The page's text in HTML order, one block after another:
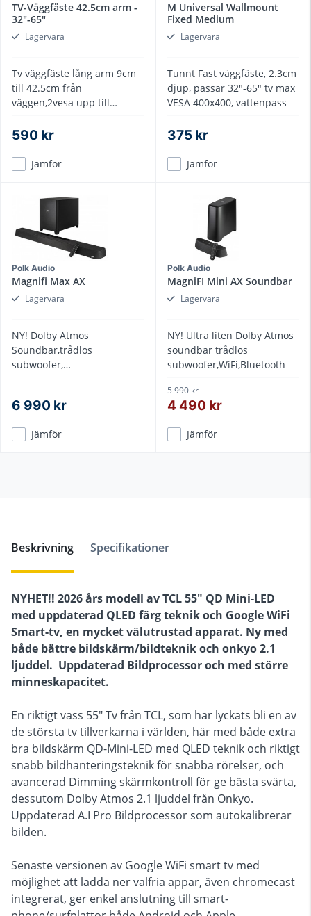
TV-Väggfäste 42.5cm arm -
32"-65"
Lagervara
Tv väggfäste lång arm 9cm
till 42.5cm från
väggen,2vesa upp till
590 kr
Jämför
M Universal Wallmount
Fixed Medium
Lagervara
Tunnt Fast väggfäste, 2.3cm
djup, passar 32"-65" tv max
VESA 400x400, vattenpass
375 kr
Jämför
Polk Audio
Magnifi Max AX
Lagervara
NY! Dolby Atmos
Soundbar,trådlös
subwoofer,
6 990 kr
Jämför
Polk Audio
MagniFI Mini AX Soundbar
Lagervara
NY! Ultra liten Dolby Atmos
soundbar trådlös
subwoofer,WiFi,Bluetooth
5 990 kr
4 490 kr
Jämför
Beskrivning Specifikationer
NYHET!! 2026 års modell av TCL 55" QD Mini-LED
med uppdaterad QLED färg teknik och Google WiFi
Smart-tv, en mycket välutrustad apparat. Ny med
både bättre bildskärm/bildteknik och onkyo 2.1
ljuddel. Uppdaterad Bildprocessor och med större
minneskapacitet.
En riktigt vass 55" Tv från TCL, som har lyckats bli en av
de största tv tillverkarna i världen, här med både extra
bra bildskärm QD-Mini-LED med QLED teknik och riktigt
snabb bildhanteringsteknik för snabba rörelser, och
avancerad Dimming skärmkontroll för ge bästa svärta,
dessutom Dolby Atmos 2.1 ljuddel från Onkyo.
Uppdaterad A.I Pro Bildprocessor som autokalibrerar
bilden.
Senaste versionen av Google WiFi smart tv med
möjlighet att ladda ner valfria appar, även chromecast
integrerat, ger enkel anslutning till smart-